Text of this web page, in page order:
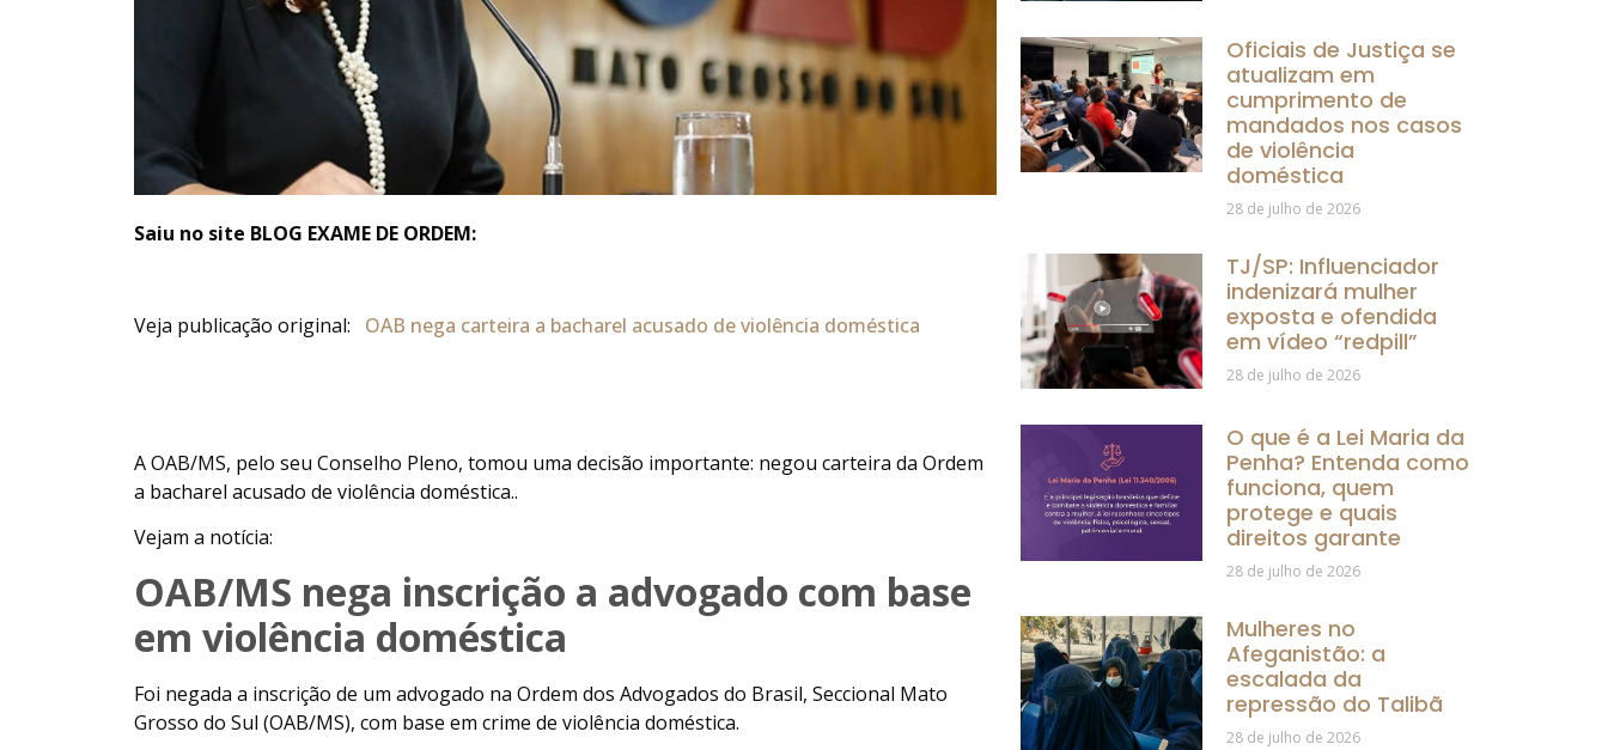
Saiu no site BLOG EXAME DE ORDEM:
Veja publicação original: OAB nega carteira a bacharel acusado de violência doméstica
A OAB/MS, pelo seu Conselho Pleno, tomou uma decisão importante: negou carteira da Ordem
a bacharel acusado de violência doméstica..
Vejam a notícia:
OAB/MS nega inscrição a advogado com base
em violência doméstica
Foi negada a inscrição de um advogado na Ordem dos Advogados do Brasil, Seccional Mato
Grosso do Sul (OAB/MS), com base em crime de violência doméstica.
Oficiais de Justiça se
atualizam em
cumprimento de
mandados nos casos
de violência
doméstica
28 de julho de 2026
TJ/SP: Influenciador
indenizará mulher
exposta e ofendida
em vídeo “redpill”
28 de julho de 2026
O que é a Lei Maria da
Penha? Entenda como
funciona, quem
protege e quais
direitos garante
28 de julho de 2026
Mulheres no
Afeganistão: a
escalada da
repressão do Talibã
28 de julho de 2026